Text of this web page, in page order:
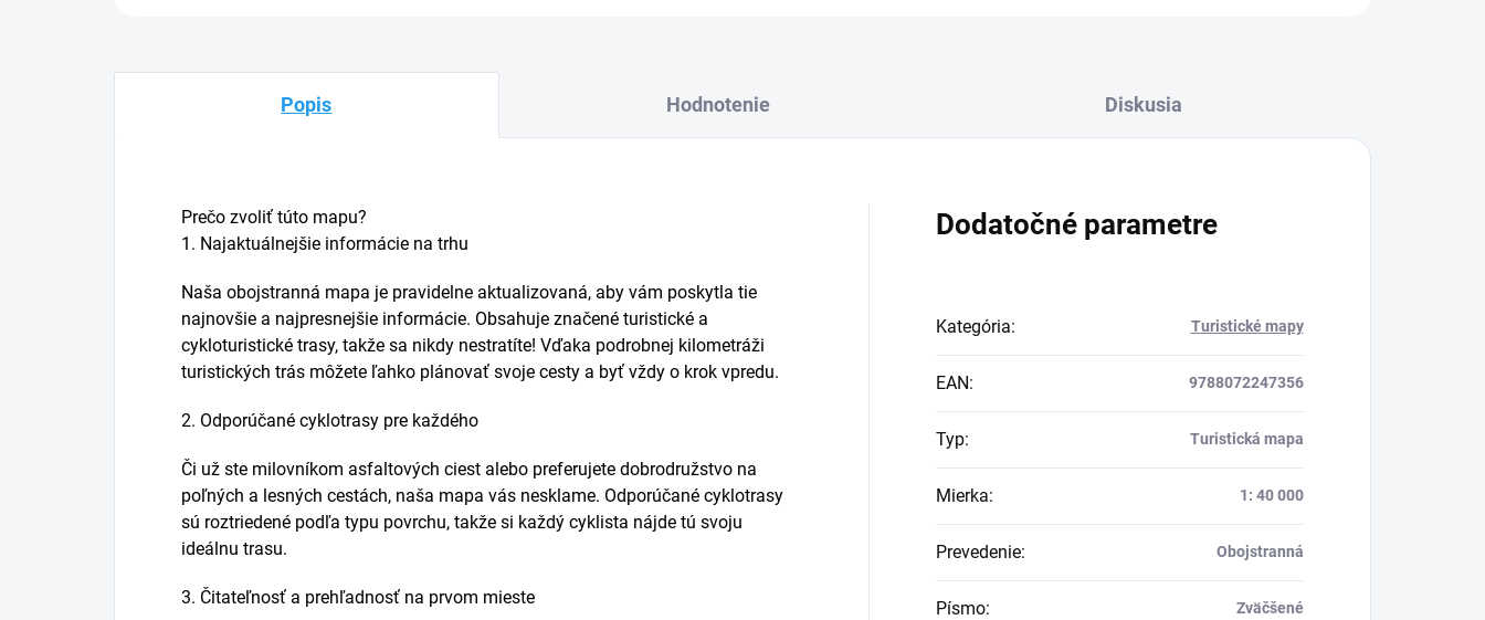
Popis Hodnotenie Diskusia
Prečo zvoliť túto mapu?
1. Najaktuálnejšie informácie na trhu
Naša obojstranná mapa je pravidelne aktualizovaná, aby vám poskytla tie
najnovšie a najpresnejšie informácie. Obsahuje značené turistické a
cykloturistické trasy, takže sa nikdy nestratíte! Vďaka podrobnej kilometráži
turistických trás môžete ľahko plánovať svoje cesty a byť vždy o krok vpredu.
2. Odporúčané cyklotrasy pre každého
Či už ste milovníkom asfaltových ciest alebo preferujete dobrodružstvo na
poľných a lesných cestách, naša mapa vás nesklame. Odporúčané cyklotrasy
sú roztriedené podľa typu povrchu, takže si každý cyklista nájde tú svoju
ideálnu trasu.
3. Čitateľnosť a prehľadnosť na prvom mieste
Dodatočné parametre
Kategória: Turistické mapy
EAN: 9788072247356
Typ: Turistická mapa
Mierka: 1: 40 000
Prevedenie: Obojstranná
Písmo: Zväčšené